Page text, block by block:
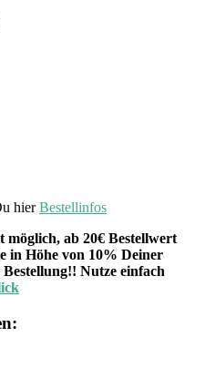
hierBestellinfos
möglich, ab 20€ Bestellwert
in Höhe von 10% Deiner
Nutze einfach